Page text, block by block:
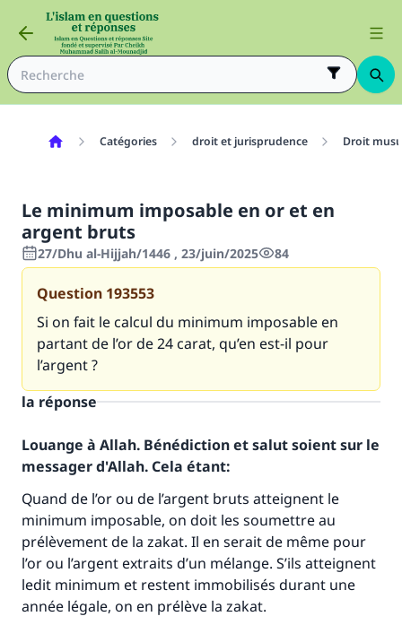
Catégories droit et jurisprudence Droit
Le minimum imposable en or et en
argent bruts
27/Dhu al-Hijjah/1446 , 23/juin/2025 84
Question 193553
Si on fait le calcul du minimum imposable en
partant de l’or de 24 carat, qu’en est-il pour
l’argent ?
la réponse
Louange à Allah. Bénédiction et salut soient sur le
messager d'Allah. Cela étant:
Quand de l’or ou de l’argent bruts atteignent le
minimum imposable, on doit les soumettre au
prélèvement de la zakat. Il en serait de même pour
l’or ou l’argent extraits d’un mélange. S’ils atteignent
ledit minimum et restent immobilisés durant une
année légale, on en prélève la zakat.